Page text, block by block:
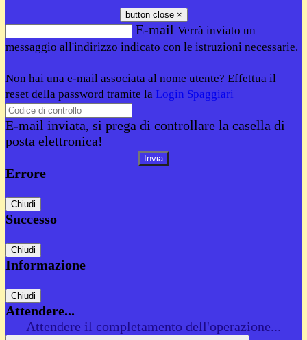
button close ×
E-mail Verrà inviato un
messaggio all'indirizzo indicato con le istruzioni necessarie.
Non hai una e-mail associata al nome utente? Effettua il
reset della password tramite la Login Spaggiari
E-mail inviata, si prega di controllare la casella di
posta elettronica!
Errore
Chiudi
Successo
Chiudi
Informazione
Chiudi
Attendere...
Attendere il completamento dell'operazione...